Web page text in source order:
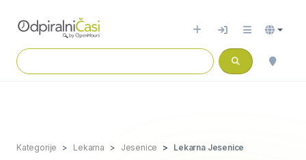
Kategorije Lekarna Jesenice Lekarna Jesenice